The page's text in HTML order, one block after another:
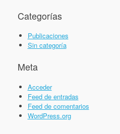
Categorías
Publicaciones
Sin categoría
Meta
Acceder
Feed de entradas
Feed de comentarios
WordPress.org